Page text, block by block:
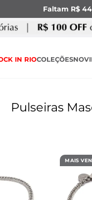
Faltam R$
IN RIOCOLEÇÕES
Pulseiras
MAIS